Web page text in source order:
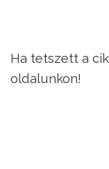
Ha tetszett a
oldalunkon!